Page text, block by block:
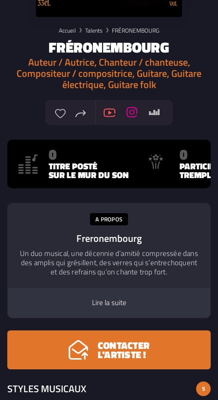
Accueil Talents FRÉRONEMBOURG
FRÉRONEMBOURG
Auteur / Autrice, Chanteur / chanteuse,
Compositeur / compositrice, Guitare, Guitare
électrique, Guitare folk
0
TITRE POSTÉ
SUR LE MUR DU SON
0
A PROPOS
Freronembourg
Un duo musical, une décennie d’amitié compressée dans
des amplis qui grésillent, des verres qui s’entrechoquent
et des refrains qu’on chante trop fort.
Lire la suite
CONTACTER
L'ARTISTE !
STYLES MUSICAUX 5